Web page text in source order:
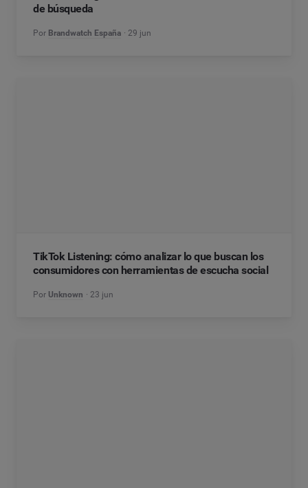
de búsqueda
Por Brandwatch España 29 jun
TikTok Listening: cómo analizar lo que buscan los
consumidores con herramientas de escucha social
Por Unknown 23 jun